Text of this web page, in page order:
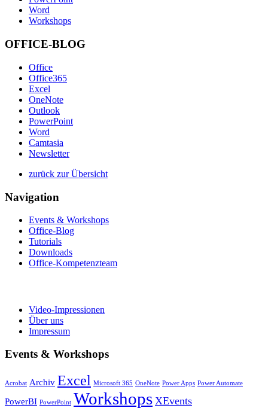
Word
Workshops
OFFICE-BLOG
Office
Office365
Excel
OneNote
Outlook
PowerPoint
Word
Camtasia
Newsletter
zurück zur Übersicht
Navigation
Events & Workshops
Office-Blog
Tutorials
Downloads
Office-Kompetenzteam
Video-Impressionen
Über uns
Impressum
Events & Workshops
Acrobat Archiv Excel Microsoft 365 OneNote Power Apps Power Automate
PowerBI PowerPoint Workshops XEvents